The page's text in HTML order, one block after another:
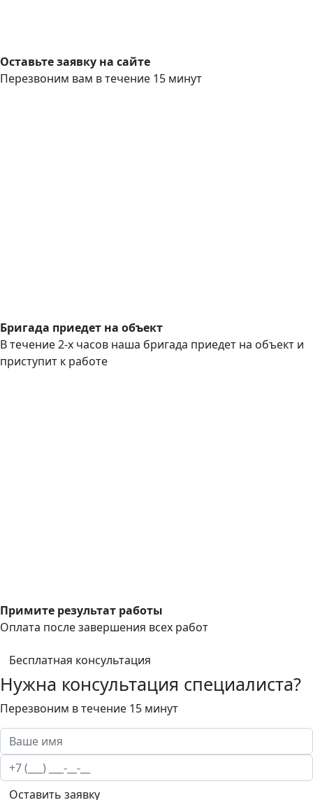
Оставьте заявку на сайте
Перезвоним вам в течение 15 минут
Бригада приедет на объект
В течение 2-х часов наша бригада приедет на объект и
приступит к работе
Примите результат работы
Оплата после завершения всех работ
Бесплатная консультация
Нужна консультация специалиста?
Перезвоним в течение 15 минут
Оставить заявку